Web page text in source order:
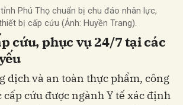
Phú Thọ chuẩn bị chu đáo nhân lực,
bị cấp cứu (Ảnh: Huyền Trang).
cứu, phục vụ 24/7 tại các
dịch và an toàn thực phẩm, công
cứu được ngành Y tế xác định